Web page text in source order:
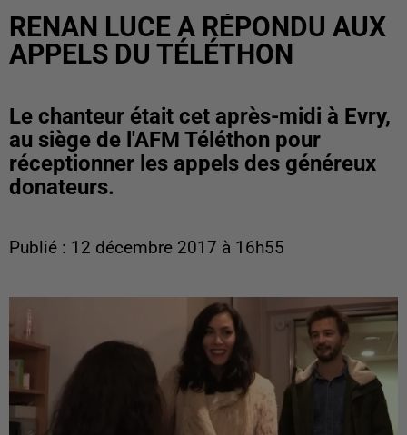
RENAN LUCE A RÉPONDU AUX
APPELS DU TÉLÉTHON
Le chanteur était cet après-midi à Evry,
au siège de l'AFM Téléthon pour
réceptionner les appels des généreux
donateurs.
Publié : 12 décembre 2017 à 16h55